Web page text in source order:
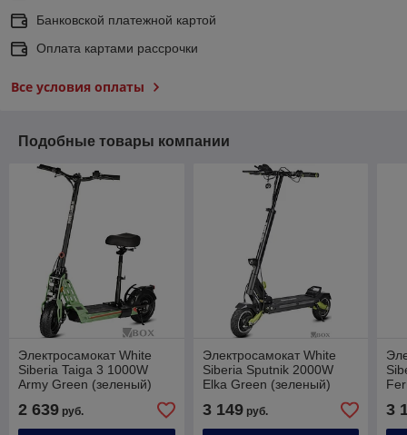
Банковской платежной картой
Оплата картами рассрочки
Все условия оплаты
Подобные товары компании
Электросамокат White
Siberia Taiga 3 1000W
Army Green (зеленый)
2 639 руб.
Электросамокат White
Siberia Sputnik 2000W
Elka Green (зеленый)
3 149руб. 3